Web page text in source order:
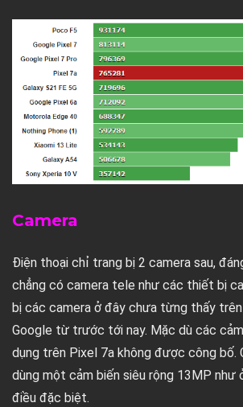
Camera
Điện thoại chỉ trang bị 2 camera sau,
chẳng có camera tele như các thiết bị
bị các camera ở đây chưa từng thấy
Google từ trước tới nay. Mặc dù các
dụng trên Pixel 7a không được công bố.
dùng một cảm biến siêu rộng 13MP như
điều đặc biệt.